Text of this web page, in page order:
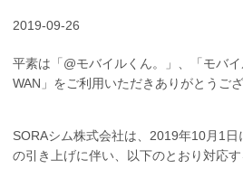
2019-09-26
平素は「@モバイルくん。」、「モバ
WAN」をご利用いただきありがとうござ
SORAシム株式会社は、2019年10月1
の引き上げに伴い、以下のとおり対応す